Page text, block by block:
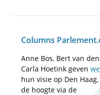
Columns
Anne Bos, Bert van
Carla Hoetink geven
hun visie op Den
de hoogte via de